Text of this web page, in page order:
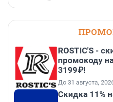
ROSTIC'S -
промокоду
3199₽!
До 31 августа,
Скидка 11%